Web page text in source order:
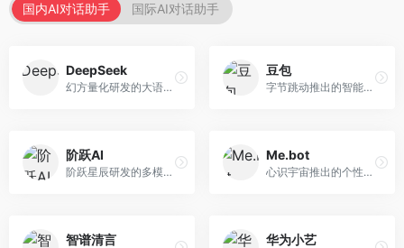
国内AI对话助手 国际AI对话助手
DeepSeek
幻方量化研发的大语言模型平台，专注于深度推理和代码生成能力。面向开发者、研究人员和技术爱好者，提供强大的逻辑推理和数学计算功能，开源生态完善，API接口友好。
豆包
字节跳动推出的智能对话助手平台，提供文本创作、知识问答、英语学习等多种AI服务。面向普通用户和内容创作者，支持多轮对话和文件解析，免费使用，响应速度快，中文理解能力强。
阶跃AI
阶跃星辰研发的多模态大模型平台，支持文本、图像、视频的综合理解与生成。面向创作者和企业客户，提供内容创作、智能分析等服务，多模态能力突出。
Me.bot
心识宇宙推出的个性化AI伴侣，专注于情感交互和个人助理服务。面向个人用户，支持日程管理、情感陪伴、知识问答等功能，交互体验人性化。
智谱清言 华为小艺